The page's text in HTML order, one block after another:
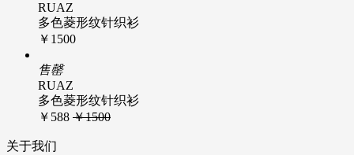
RUAZ
多色菱形纹针织衫
￥1500
售罄
RUAZ
多色菱形纹针织衫
￥588 ￥1500
关于我们